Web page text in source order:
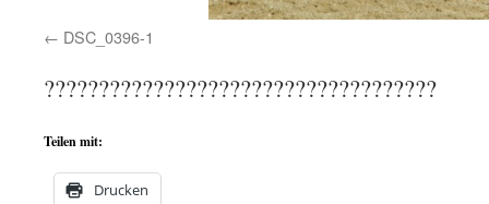
DSC_0396-1
????????????????????????????????????
Teilen mit:
Drucken